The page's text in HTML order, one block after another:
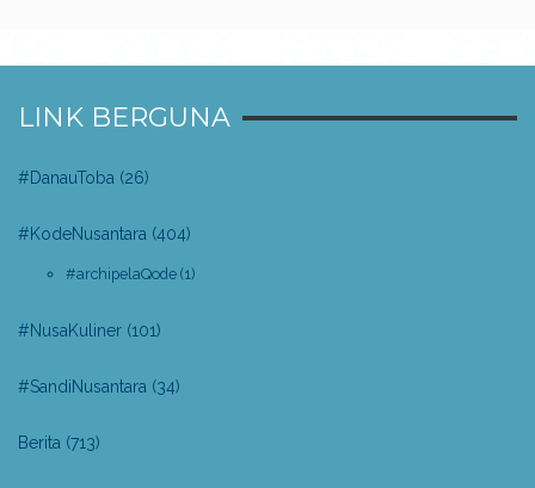
LINK BERGUNA
#DanauToba (26)
#KodeNusantara (404)
#archipelaQode (1)
#NusaKuliner (101)
#SandiNusantara (34)
Berita (713)